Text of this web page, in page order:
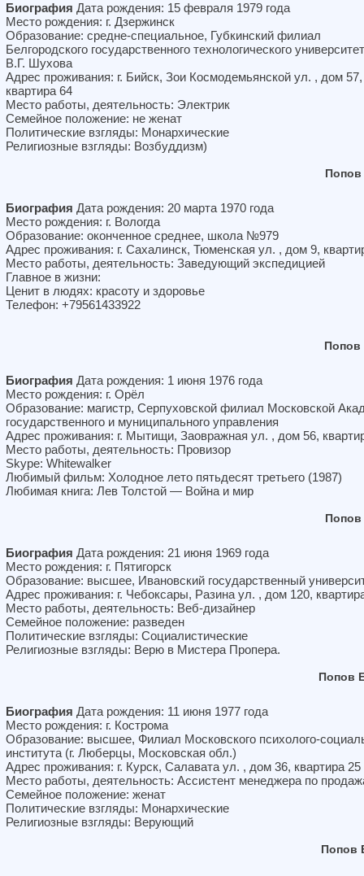
Биография Дата рождения: 15 февраля 1979 года
Место рождения: г. Дзержинск
Образование: средне-специальное, Губкинский филиал
Белгородского государственного технологического
В.Г. Шухова
Адрес проживания: г. Бийск, Зои Космодемьянской ул. , дом 57,
квартира 64
Место работы, деятельность: Электрик
Семейное положение: не женат
Политические взгляды: Монархические
Религиозные взгляды: Возбуддизм)
Попов
Биография Дата рождения: 20 марта 1970 года
Место рождения: г. Вологда
Образование: оконченное среднее, школа №979
Адрес проживания: г. Сахалинск, Тюменская ул. , дом 9,
Место работы, деятельность: Заведующий экспедицией
Главное в жизни:
Ценит в людях: красоту и здоровье
Телефон: +79561433922
Попов
Биография Дата рождения: 1 июня 1976 года
Место рождения: г. Орёл
Образование: магистр, Серпуховской филиал Московской
государственного и муниципального управления
Адрес проживания: г. Мытищи, Заовражная ул. , дом 56,
Место работы, деятельность: Провизор
Skype: Whitewalker
Любимый фильм: Холодное лето пятьдесят третьего (1987)
Любимая книга: Лев Толстой — Война и мир
Попов
Биография Дата рождения: 21 июня 1969 года
Место рождения: г. Пятигорск
Образование: высшее, Ивановский государственный
Адрес проживания: г. Чебоксары, Разина ул. , дом 120,
Место работы, деятельность: Веб-дизайнер
Семейное положение: разведен
Политические взгляды: Социалистические
Религиозные взгляды: Верю в Мистера Пропера.
Попов
Биография Дата рождения: 11 июня 1977 года
Место рождения: г. Кострома
Образование: высшее, Филиал Московского психолого-
института (г. Люберцы, Московская обл.)
Адрес проживания: г. Курск, Салавата ул. , дом 36, квартира 25
Место работы, деятельность: Ассистент менеджера по
Семейное положение: женат
Политические взгляды: Монархические
Религиозные взгляды: Верующий
Попов